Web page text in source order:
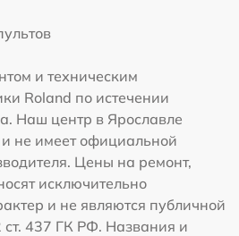
и техническим
Roland по истечении
Наш центр в Ярославле
не имеет официальной
Цены на ремонт,
исключительно
и не являются публичной
ст. 437 ГК РФ. Названия и